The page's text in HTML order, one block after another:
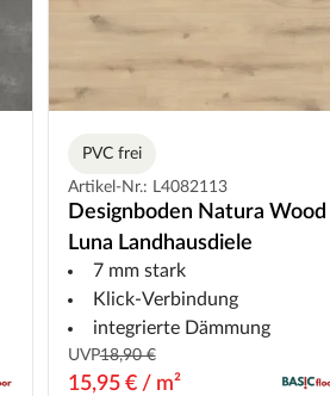
PVC frei
Artikel-Nr.: L4082113
Designboden Natura Wood
Luna Landhausdiele
7 mm stark
Klick-Verbindung
integrierte Dämmung
UVP18,90 €
15,95 € / m²